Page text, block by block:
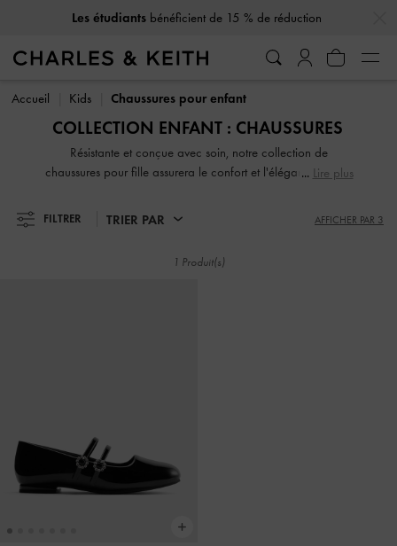
Les étudiants bénéficient de 15 % de réduction
Les étudiants bénéficient de 15 % de réduction
Accueil Kids Chaussures pour enfant
COLLECTION ENFANT : CHAUSSURES
Résistante et conçue avec soin, notre collection de
chaussures pour fille assurera le confort et l'élégance de ses
imprimés, des paillettes éclatantes et des finitions ravissantes,
Lire plus
FILTRER TRIER PAR AFFICHER PAR 3
1 Produit(s)